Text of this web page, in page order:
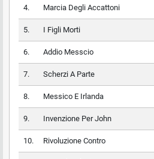
4. Marcia Degli Accattoni
5. I Figli Morti
6. Addio Messcio
7. Scherzi A Parte
8. Messico E Irlanda
9. Invenzione Per John
10. Rivoluzione Contro